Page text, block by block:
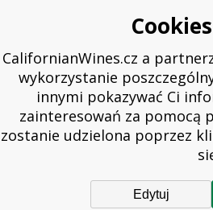
CalifornianWines.cz a
wykorzystanie
innymi pokazywać Ci
zainteresowań za pomocą
zostanie udzielona poprzez
Edytuj